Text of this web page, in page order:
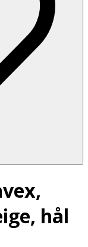
hål